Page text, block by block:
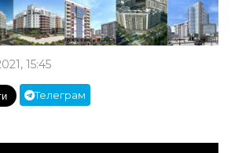
15:45
Телеграм